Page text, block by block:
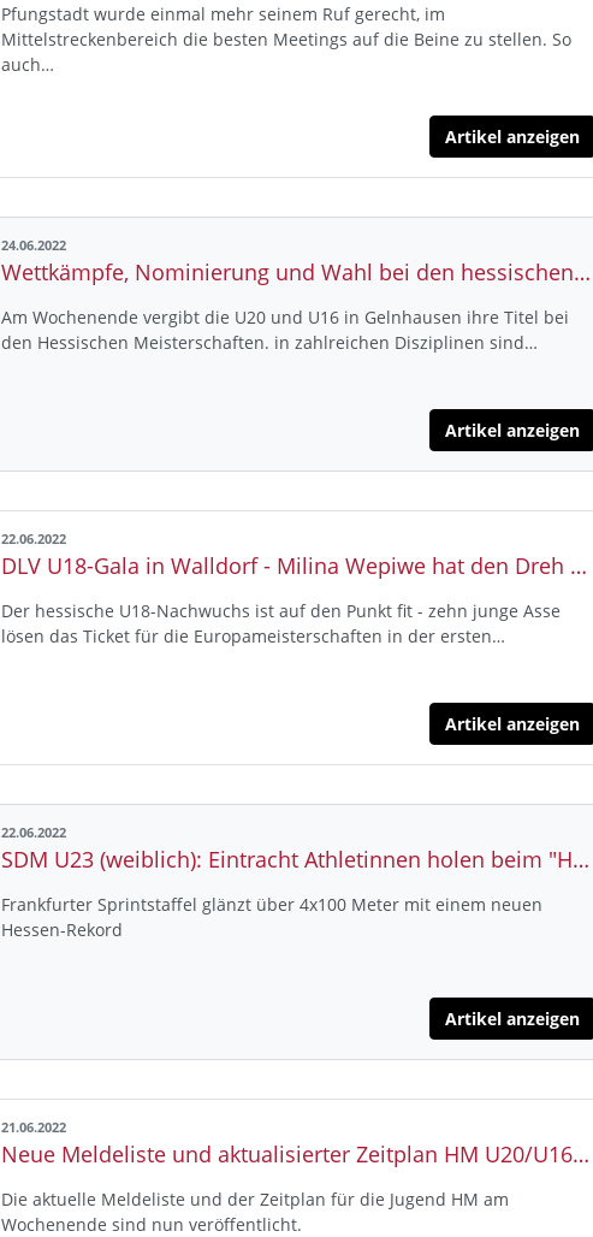
Pfungstadt wurde einmal mehr seinem Ruf gerecht, im
Mittelstreckenbereich die besten Meetings auf die Beine zu stellen. So
auch…
Artikel anzeigen
24.06.2022
Wettkämpfe, Nominierung und Wahl bei den hessischen Meisterschaften U20/U16
Am Wochenende vergibt die U20 und U16 in Gelnhausen ihre Titel bei
den Hessischen Meisterschaften. in zahlreichen Disziplinen sind…
Artikel anzeigen
22.06.2022
DLV U18-Gala in Walldorf - Milina Wepiwe hat den Dreh raus und wirft neuen Diskus-Hessenrekord
Der hessische U18-Nachwuchs ist auf den Punkt fit - zehn junge Asse
lösen das Ticket für die Europameisterschaften in der ersten…
Artikel anzeigen
22.06.2022
SDM U23 (weiblich): Eintracht Athletinnen holen beim "Heimspiel" fünf süddeutsche Titel, zwei Vize-Meisterschaften und drei dritte Plätze
Frankfurter Sprintstaffel glänzt über 4x100 Meter mit einem neuen
Hessen-Rekord
Artikel anzeigen
21.06.2022
Neue Meldeliste und aktualisierter Zeitplan HM U20/U16 Gelnhausen
Die aktuelle Meldeliste und der Zeitplan für die Jugend HM am
Wochenende sind nun veröffentlicht.